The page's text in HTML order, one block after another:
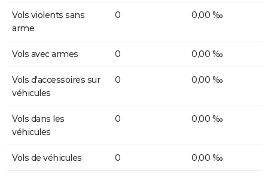
Vols violents sans
arme
0 0,00 ‰
Vols avec armes 0 0,00 ‰
Vols d'accessoires sur
véhicules
0 0,00 ‰
Vols dans les
véhicules
0 0,00 ‰
Vols de véhicules 0 0,00 ‰